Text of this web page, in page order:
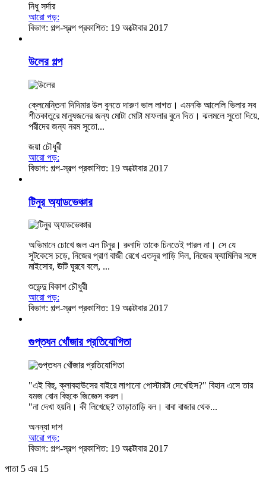
নিধু সর্দার
আরো পড়:
বিভাগ: গল্প-স্বল্প প্রকাশিত: 19 অক্টোবার 2017
উলের গল্প
ক্লেমেন্তিনা দিদিমার উল বুনতে দারুণ ভাল লাগত। এমনকি আলেলি ভিলার সব
শীতকাতুরে মানুষজনের জন্য মোটা মোটা মাফলার বুনে দিত। ঝলমলে সুতো দিয়ে,
পরীদের জন্য নরম সুতো...
জয়া চৌধুরী
আরো পড়:
বিভাগ: গল্প-স্বল্প প্রকাশিত: 19 অক্টোবার 2017
টিনুর অ্যাডভেঞ্চার
অভিমানে চোখে জল এল টিনুর। রুনাদি তাকে চিনতেই পারল না। সে যে
সুটকেসে চড়ে, নিজের প্রাণ বাজী রেখে এতদূর পাড়ি দিল, নিজের ফ্যামিলির সঙ্গে
মাইসোর, ঊটি ঘুরবে বলে, ...
শুভেন্দু বিকাশ চৌধুরী
আরো পড়:
বিভাগ: গল্প-স্বল্প প্রকাশিত: 19 অক্টোবার 2017
গুপ্তধন খোঁজার প্রতিযোগিতা
"এই বিহু, ক্লাবহাউসের বাইরে লাগানো পোস্টারটা দেখেছিস?" বিহান এসে তার
যমজ বোন বিহুকে জিজ্ঞেস করল।
"না দেখা হয়নি। কী লিখেছে? তাড়াতাড়ি বল। বাবা বাজার থেক...
অনন্যা দাশ
আরো পড়:
বিভাগ: গল্প-স্বল্প প্রকাশিত: 19 অক্টোবার 2017
পাতা 5 এর 15